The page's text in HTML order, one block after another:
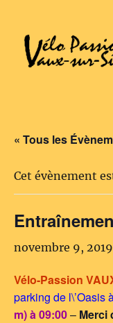
« Tous les
Cet évènement
novembre 9, 2019
Vélo-Passion
parking de l\’Oasis
m) à 09:00– Merci